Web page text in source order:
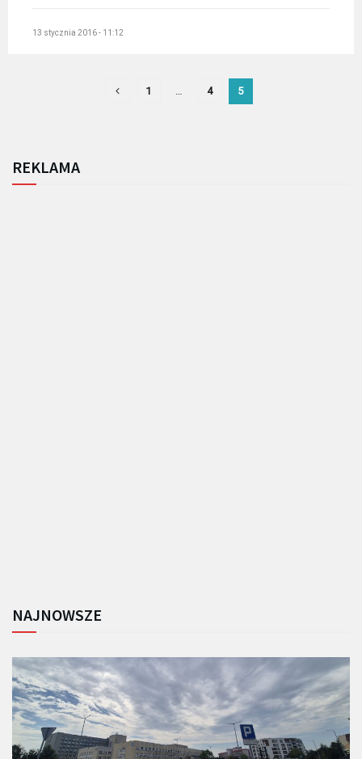
13 stycznia 2016 - 11:12
1 4 5
REKLAMA
NAJNOWSZE